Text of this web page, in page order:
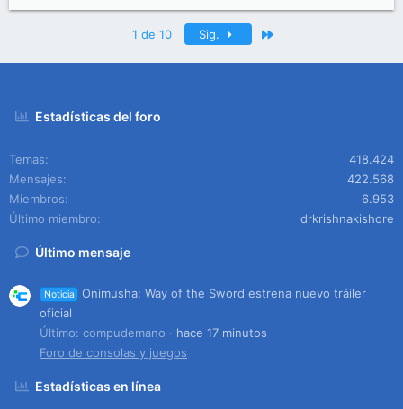
1 de 10 Sig.
Estadísticas del foro
Temas
418.424
Mensajes
422.568
Miembros
6.953
Último miembro
drkrishnakishore
Último mensaje
Noticia
Onimusha: Way of the Sword estrena nuevo tráiler
oficial
Último: compudemano
hace 17 minutos
Foro de consolas y juegos
Estadísticas en línea